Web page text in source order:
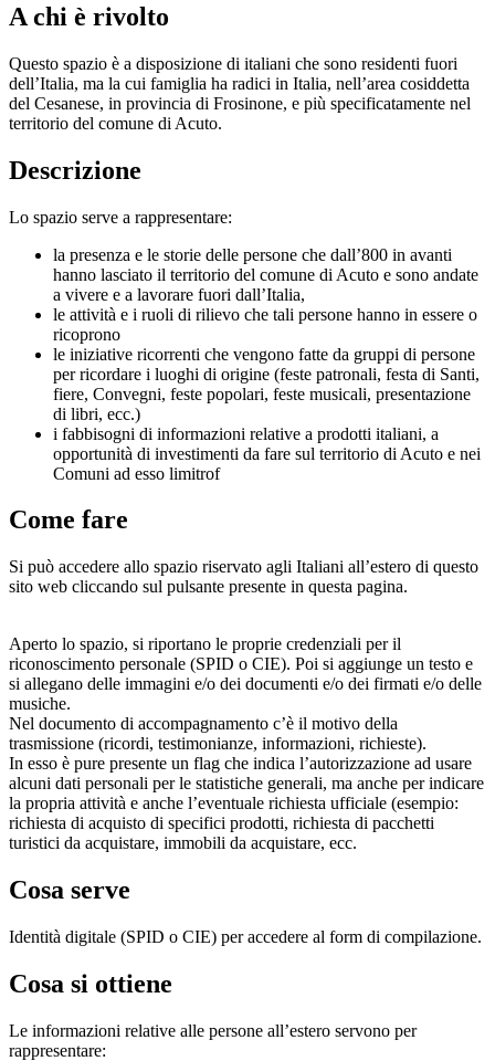
A chi è rivolto
Questo spazio è a disposizione di italiani che sono residenti fuori
dell’Italia, ma la cui famiglia ha radici in Italia, nell’area cosiddetta
del Cesanese, in provincia di Frosinone, e più specificatamente nel
territorio del comune di Acuto.
Descrizione
Lo spazio serve a rappresentare:
la presenza e le storie delle persone che dall’800 in avanti
hanno lasciato il territorio del comune di Acuto e sono andate
a vivere e a lavorare fuori dall’Italia,
le attività e i ruoli di rilievo che tali persone hanno in essere o
ricoprono
le iniziative ricorrenti che vengono fatte da gruppi di persone
per ricordare i luoghi di origine (feste patronali, festa di Santi,
fiere, Convegni, feste popolari, feste musicali, presentazione
di libri, ecc.)
i fabbisogni di informazioni relative a prodotti italiani, a
opportunità di investimenti da fare sul territorio di Acuto e nei
Comuni ad esso limitrof
Come fare
Si può accedere allo spazio riservato agli Italiani all’estero di questo
sito web cliccando sul pulsante presente in questa pagina.
Aperto lo spazio, si riportano le proprie credenziali per il
riconoscimento personale (SPID o CIE). Poi si aggiunge un testo e
si allegano delle immagini e/o dei documenti e/o dei firmati e/o delle
musiche.
Nel documento di accompagnamento c’è il motivo della
trasmissione (ricordi, testimonianze, informazioni, richieste).
In esso è pure presente un flag che indica l’autorizzazione ad usare
alcuni dati personali per le statistiche generali, ma anche per indicare
la propria attività e anche l’eventuale richiesta ufficiale (esempio:
richiesta di acquisto di specifici prodotti, richiesta di pacchetti
turistici da acquistare, immobili da acquistare, ecc.
Cosa serve
Identità digitale (SPID o CIE) per accedere al form di compilazione.
Cosa si ottiene
Le informazioni relative alle persone all’estero servono per
rappresentare: